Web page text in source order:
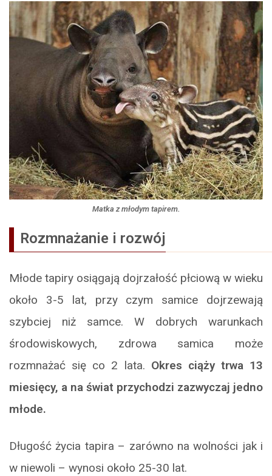
Matka z młodym tapirem.
Rozmnażanie i rozwój
Młode tapiry osiągają dojrzałość płciową w wieku
około 3-5 lat, przy czym samice dojrzewają
szybciej niż samce. W dobrych warunkach
środowiskowych, zdrowa samica może
rozmnażać się co 2 lata. Okres ciąży trwa 13
miesięcy, a na świat przychodzi zazwyczaj jedno
młode.
Długość życia tapira – zarówno na wolności jak i
w niewoli – wynosi około 25-30 lat.